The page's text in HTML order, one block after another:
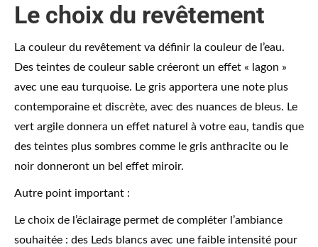
Le choix du revêtement
La couleur du revêtement va définir la couleur de l’eau.
Des teintes de couleur sable créeront un effet « lagon »
avec une eau turquoise. Le gris apportera une note plus
contemporaine et discrète, avec des nuances de bleus. Le
vert argile donnera un effet naturel à votre eau, tandis que
des teintes plus sombres comme le gris anthracite ou le
noir donneront un bel effet miroir.
Autre point important :
Le choix de l’éclairage permet de compléter l’ambiance
souhaitée : des Leds blancs avec une faible intensité pour